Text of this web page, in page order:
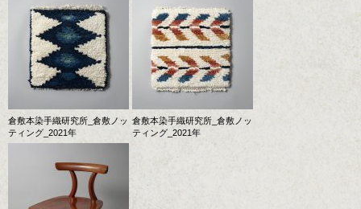
倉敷本染手織研究所_倉敷ノッ
ティング_2021年
倉敷本染手織研究所_倉敷ノッ
ティング_2021年